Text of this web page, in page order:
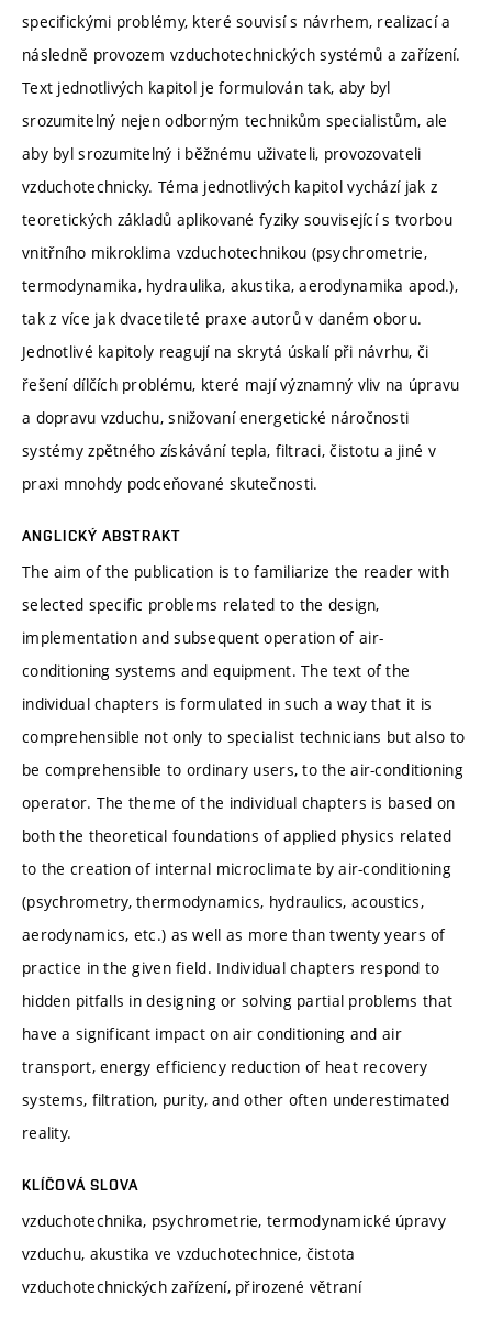
specifickými problémy, které souvisí s návrhem, realizací a
následně provozem vzduchotechnických systémů a zařízení.
Text jednotlivých kapitol je formulován tak, aby byl
srozumitelný nejen odborným technikům specialistům, ale
aby byl srozumitelný i běžnému uživateli, provozovateli
vzduchotechnicky. Téma jednotlivých kapitol vychází jak z
teoretických základů aplikované fyziky související s tvorbou
vnitřního mikroklima vzduchotechnikou (psychrometrie,
termodynamika, hydraulika, akustika, aerodynamika apod.),
tak z více jak dvacetileté praxe autorů v daném oboru.
Jednotlivé kapitoly reagují na skrytá úskalí při návrhu, či
řešení dílčích problému, které mají významný vliv na úpravu
a dopravu vzduchu, snižovaní energetické náročnosti
systémy zpětného získávání tepla, filtraci, čistotu a jiné v
praxi mnohdy podceňované skutečnosti.
ANGLICKÝ ABSTRAKT
The aim of the publication is to familiarize the reader with
selected specific problems related to the design,
implementation and subsequent operation of air-
conditioning systems and equipment. The text of the
individual chapters is formulated in such a way that it is
comprehensible not only to specialist technicians but also to
be comprehensible to ordinary users, to the air-conditioning
operator. The theme of the individual chapters is based on
both the theoretical foundations of applied physics related
to the creation of internal microclimate by air-conditioning
(psychrometry, thermodynamics, hydraulics, acoustics,
aerodynamics, etc.) as well as more than twenty years of
practice in the given field. Individual chapters respond to
hidden pitfalls in designing or solving partial problems that
have a significant impact on air conditioning and air
transport, energy efficiency reduction of heat recovery
systems, filtration, purity, and other often underestimated
reality.
KLÍČOVÁ SLOVA
vzduchotechnika, psychrometrie, termodynamické úpravy
vzduchu, akustika ve vzduchotechnice, čistota
vzduchotechnických zařízení, přirozené větraní